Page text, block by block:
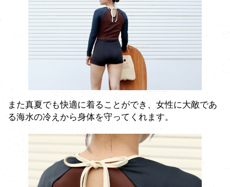
また真夏でも快適に着ることができ、女性に大敵であ
る海水の冷えから身体を守ってくれます。